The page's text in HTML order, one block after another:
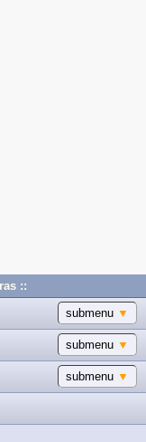
::
submenu ▼
submenu ▼
submenu ▼